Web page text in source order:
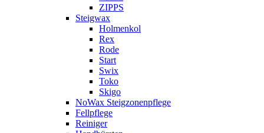
ZIPPS
Steigwax
Holmenkol
Rex
Rode
Start
Swix
Toko
Skigo
NoWax Steigzonenpflege
Fellpflege
Reiniger